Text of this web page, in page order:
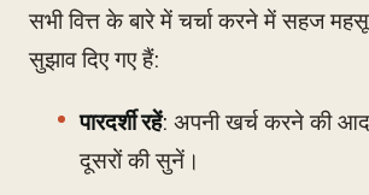
सभी वित्त के बारे में चर्चा करने में सहज
सुझाव दिए गए हैं:
पारदर्शी रहें: अपनी खर्च करने की
दूसरों की सुनें।